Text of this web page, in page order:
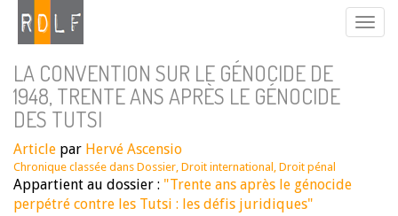
LA CONVENTION SUR LE GÉNOCIDE DE
1948, TRENTE ANS APRÈS LE GÉNOCIDE
DES TUTSI
Article par Hervé Ascensio
Chronique classée dans Dossier, Droit international , Droit pénal
Appartient au dossier : "Trente ans après le génocide
perpétré contre les Tutsi : les défis juridiques"